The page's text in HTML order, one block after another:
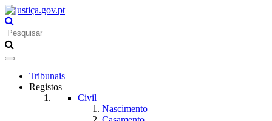
Toggle
navigationTribunais
Registos
Civil
Nascimento